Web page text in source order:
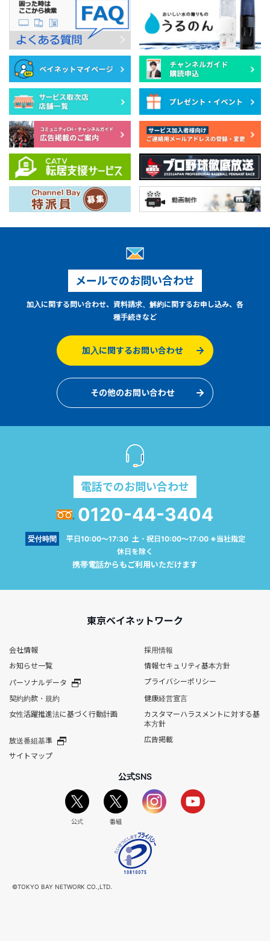
メールでのお問い合わせ
加入に関する問い合わせ、資料請求、解約に関するお申し込み、各
種手続きなど
加入に関するお問い合わせ
その他のお問い合わせ
電話でのお問い合わせ
0120-44-3404
受付時間
平日10:00～17:30 土・祝日10:00～17:00 ※当社指定
休日を除く
携帯電話からもご利用いただけます
東京ベイネットワーク
会社情報
採用情報
お知らせ一覧
情報セキュリティ基本方針
パーソナルデータ
プライバシーポリシー
契約約款・規約
健康経営宣言
女性活躍推進法に基づく行動計画
カスタマーハラスメントに対する基
本方針
放送番組基準
広告掲載
サイトマップ
公式SNS
公式 番組
©TOKYO BAY NETWORK CO.,LTD.